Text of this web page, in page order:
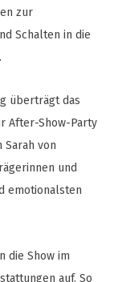
zur
Schalten in die
überträgt das
After-Show-Party
Sarah von
und
emotionalsten
die Show im
auf. So